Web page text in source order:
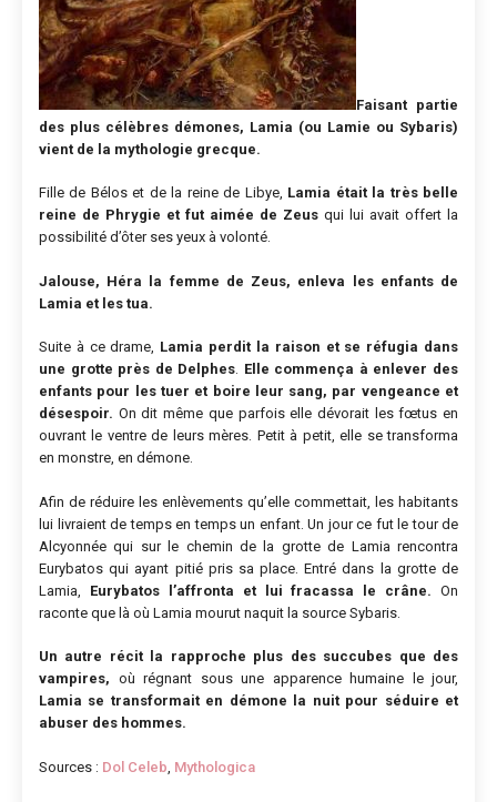
Faisant partie
des plus célèbres démones, Lamia (ou Lamie ou Sybaris)
vient de la mythologie grecque.
Fille de Bélos et de la reine de Libye, Lamia était la très belle
reine de Phrygie et fut aimée de Zeus qui lui avait offert la
possibilité d’ôter ses yeux à volonté.
Jalouse, Héra la femme de Zeus, enleva les enfants de
Lamia et les tua.
Suite à ce drame, Lamia perdit la raison et se réfugia dans
une grotte près de Delphes. Elle commença à enlever des
enfants pour les tuer et boire leur sang, par vengeance et
désespoir. On dit même que parfois elle dévorait les fœtus en
ouvrant le ventre de leurs mères. Petit à petit, elle se transforma
en monstre, en démone.
Afin de réduire les enlèvements qu’elle commettait, les habitants
lui livraient de temps en temps un enfant. Un jour ce fut le tour de
Alcyonnée qui sur le chemin de la grotte de Lamia rencontra
Eurybatos qui ayant pitié pris sa place. Entré dans la grotte de
Lamia, Eurybatos l’affronta et lui fracassa le crâne. On
raconte que là où Lamia mourut naquit la source Sybaris.
Un autre récit la rapproche plus des succubes que des
vampires, où régnant sous une apparence humaine le jour,
Lamia se transformait en démone la nuit pour séduire et
abuser des hommes.
Sources : Dol Celeb Mythologica